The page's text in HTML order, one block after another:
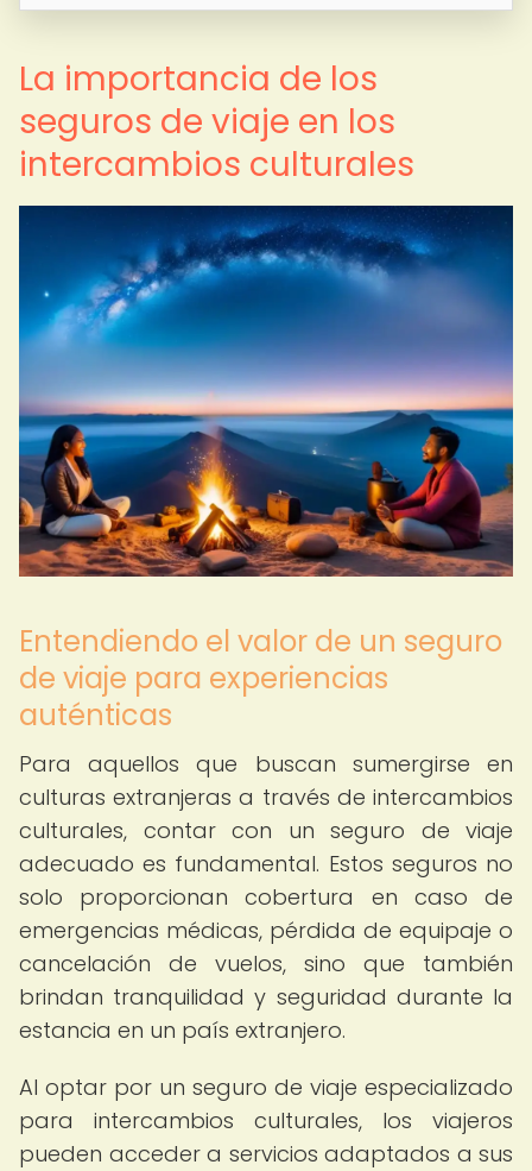
La importancia de los
seguros de viaje en los
intercambios culturales
Entendiendo el valor de un seguro
de viaje para experiencias
auténticas
Para aquellos que buscan sumergirse en
culturas extranjeras a través de intercambios
culturales, contar con un seguro de viaje
adecuado es fundamental. Estos seguros no
solo proporcionan cobertura en caso de
emergencias médicas, pérdida de equipaje o
cancelación de vuelos, sino que también
brindan tranquilidad y seguridad durante la
estancia en un país extranjero.
Al optar por un seguro de viaje especializado
para intercambios culturales, los viajeros
pueden acceder a servicios adaptados a sus